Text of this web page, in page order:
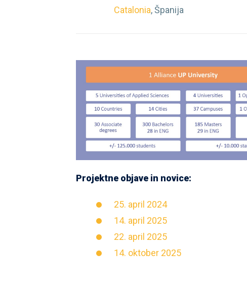
Catalonia, Španija
Projektne objave in novice:
25. april 2024
14. april 2025
22. april 2025
14. oktober 2025